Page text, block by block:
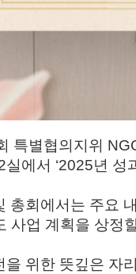
특별협의지위
에서 ‘2025년 성
총회에서는 주요
사업 계획을 상정
을 위한 뜻깊은 자